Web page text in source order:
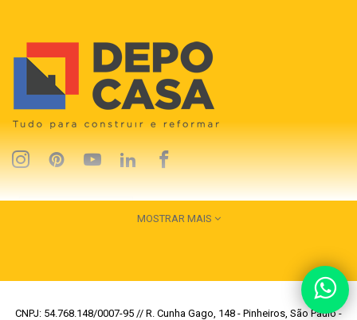
MOSTRAR MAIS
CNPJ: 54.768.148/0007-95 // R. Cunha Gago, 148 - Pinheiros, São Paulo -